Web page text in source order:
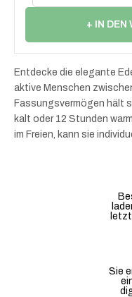
+ IN DEN
Entdecke die elegante
aktive Menschen
Fassungsvermögen hält
kalt oder 12 Stunden
im Freien, kann sie
Sie